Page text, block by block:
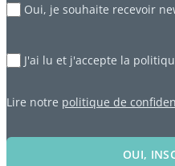
Oui, je souhaite recevoir
J'ai lu et j'accepte la
Lire notre politique de
OUI,